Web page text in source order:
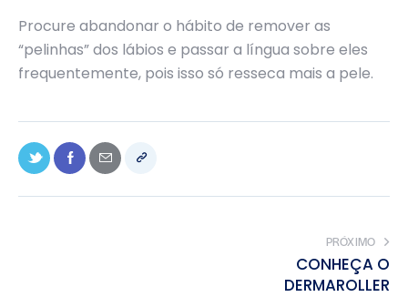
Procure abandonar o hábito de remover as
“pelinhas” dos lábios e passar a língua sobre eles
frequentemente, pois isso só resseca mais a pele.
PRÓXIMO
CONHEÇA O
DERMAROLLER